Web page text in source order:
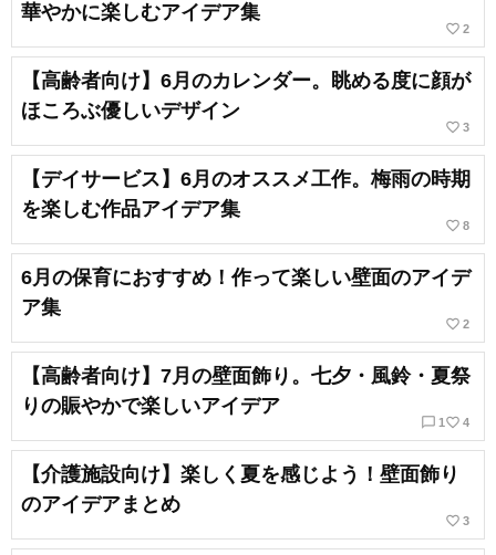
華やかに楽しむアイデア集
favorite_border 2
【高齢者向け】6月のカレンダー。眺める度に顔が
ほころぶ優しいデザイン
favorite_border 3
【デイサービス】6月のオススメ工作。梅雨の時期
を楽しむ作品アイデア集
favorite_border 8
6月の保育におすすめ！作って楽しい壁面のアイデ
ア集
favorite_border 2
【高齢者向け】7月の壁面飾り。七夕・風鈴・夏祭
りの賑やかで楽しいアイデア
chat_bubble_outline 1 favorite_border 4
【介護施設向け】楽しく夏を感じよう！壁面飾り
のアイデアまとめ
favorite_border 3